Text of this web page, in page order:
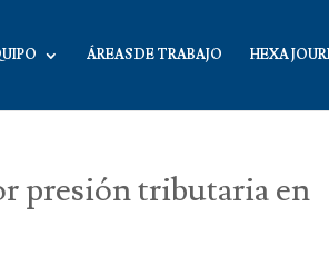
ÁREAS DE TRABAJO HEXA
presión tributaria en